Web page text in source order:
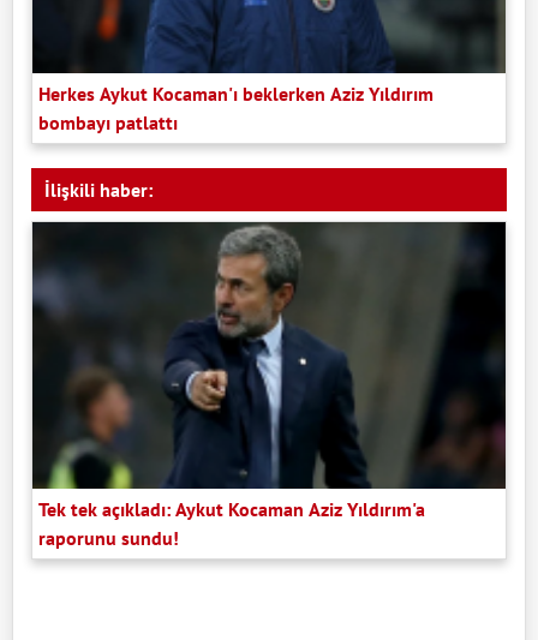
Herkes Aykut Kocaman'ı beklerken Aziz Yıldırım
bombayı patlattı
İlişkili haber:
Tek tek açıkladı: Aykut Kocaman Aziz Yıldırım'a
raporunu sundu!